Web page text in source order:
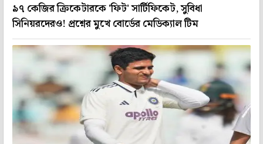
৯৭ কেজির ক্রিকেটারকে 'ফিট' সার্টিফিকেট, সুবিধা
সিনিয়রদেরও! প্রশ্নের মুখে বোর্ডের মেডিক্যাল টিম